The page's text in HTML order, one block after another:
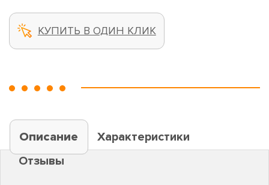
КУПИТЬ В ОДИН КЛИК
Описание
Характеристики
Отзывы